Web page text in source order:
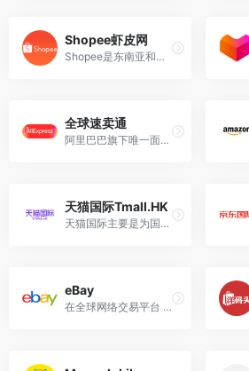
Shopee虾皮网
Shopee是东南亚和台湾地区领先的电子商务平台。
全球速卖通
阿里巴巴旗下唯一面向全球市场打造的在线交易平台
天猫国际Tmall.HK
天猫国际主要是为国内消费者直供海外原装进口商品。
eBay
在全球网络交易平台 eBay 享受买卖乐趣，从电子产品、汽车、时尚服饰、收藏品、体育用品、数码相机、婴儿用品到优惠券，应有尽有